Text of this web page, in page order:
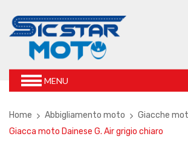
MENU
Home Abbigliamento moto
Giacche
Giacca moto Dainese G. Air grigio chiaro